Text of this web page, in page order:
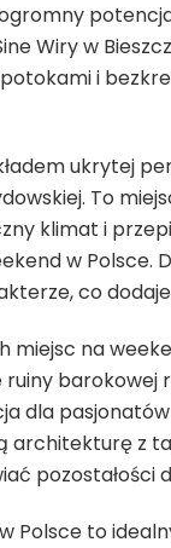
Wiry w
i
ukrytej
To
klimat i
w Polsce.
co
miejsc na
barokowej
dla
architekturę z
pozostałości
Polsce to